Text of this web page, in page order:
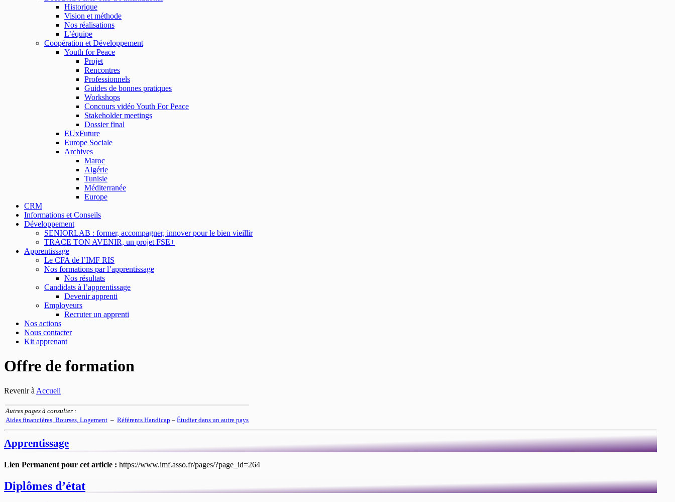
Historique
Vision et méthode
Nos réalisations
L’équipe
Coopération et Développement
Youth for Peace
Projet
Rencontres
Professionnels
Guides de bonnes pratiques
Workshops
Concours vidéo Youth For Peace
Stakeholder meetings
Dossier final
EUxFuture
Europe Sociale
Archives
Maroc
Algérie
Tunisie
Méditerranée
Europe
CRM
Informations et Conseils
Développement
SENIORLAB : former, accompagner, innover pour le bien vieillir
TRACE TON AVENIR, un projet FSE+
Apprentissage
Le CFA de l’IMF RIS
Nos formations par l’apprentissage
Nos résultats
Candidats à l’apprentissage
Devenir apprenti
Employeurs
Recruter un apprenti
Nos actions
Nous contacter
Kit apprenant
Offre de formation
Revenir à Accueil
Autres pages à consulter :
Aides financières, Bourses, Logement – Référents Handicap – Étudier dans un autre pays
Apprentissage
Lien Permanent pour cet article : https://www.imf.asso.fr/pages/?page_id=264
Diplômes d’état